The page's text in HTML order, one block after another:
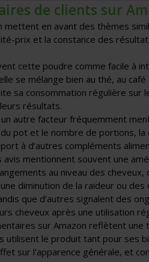
de clients sur
mettent en avant des thèmes
prix et la constance des
cette poudre comme facile à
se mélange bien au thé, au
sa consommation régulière sur
résultats.
autre facteur fréquemment
pot et le nombre de portions, la
à d’autres compléments
mentionnent souvent une
au niveau des
diminution de la raideur ou
que d’autres signalent des
cheveux après une utilisation
sur Amazon reflètent une
utilisent le produit tant pour ses
sur l'apparence générale, et